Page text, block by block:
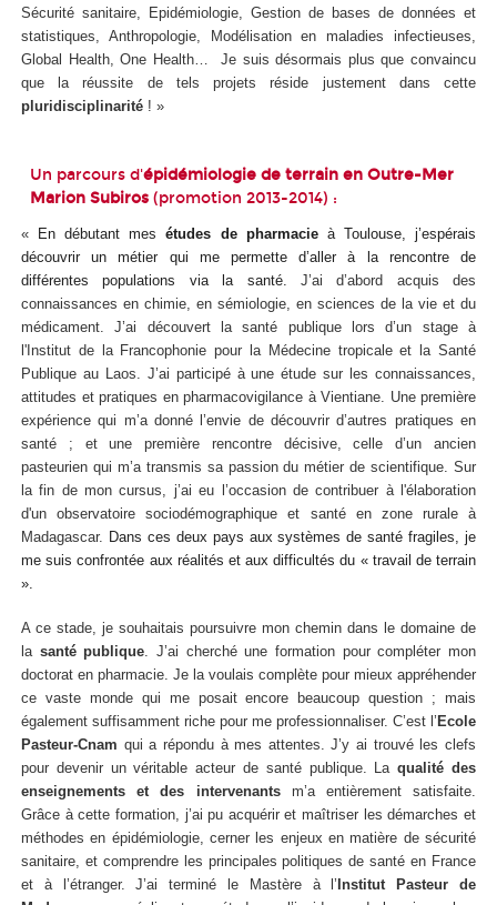
Sécurité sanitaire, Epidémiologie, Gestion de bases de données et
statistiques, Anthropologie, Modélisation en maladies infectieuses,
Global Health, One Health… Je suis désormais plus que convaincu
que la réussite de tels projets réside justement dans cette
pluridisciplinarité ! »
Un parcours d'épidémiologie de terrain en Outre-Mer
Marion Subiros (promotion 2013-2014) :
« En débutant mesétudes de pharmacieà Toulouse, j’espérais
découvrir un métier qui me permette d’aller à la rencontre de
différentes populations viala santé. J’ai d’abord acquis des
connaissances en chimie, en sémiologie, en sciences de la vie et du
médicament. J’ai découvert la santé publique lors d’un stage à
l'Institut de la Francophonie pour la Médecine tropicale et la Santé
Publique au Laos. J’ai participé à une étude sur les connaissances,
attitudes et pratiques en pharmacovigilance à Vientiane. Une première
expérience qui m’a donné l’envie de découvrir d’autres pratiques en
santé ; et une première rencontre décisive, celle d’un ancien
pasteurien qui m’a transmis sa passion du métier de scientifique. Sur
la fin de mon cursus, j’ai eu l’occasion de contribuer à l'élaboration
d'un observatoire sociodémographique et santé en zone rurale à
Madagascar.
Dans ces deux pays aux systèmes de santé fragiles, je
me suis confrontée aux réalités et aux difficultés du « travail de terrain
».
A ce stade, je souhaitais poursuivre mon chemin dans le domaine de
la santé publique. J’ai cherché une formation pour compléter mon
doctorat en pharmacie. Je la voulais complète pour mieux appréhender
ce vaste monde qui me posait encore beaucoup question ; mais
également suffisamment riche pour me professionnaliser. C’est l’ Ecole
Pasteur-Cnam qui a répondu à mes attentes. J’y ai trouvé les clefs
pour devenir un véritable acteur de santé publique. Laqualité des
enseignements et des intervenantsm’a entièrement satisfaite.
Grâce à cette formation, j’ai pu acquérir et maîtriser les démarches et
méthodes en épidémiologie, cerner les enjeux en matière de sécurité
sanitaire, et comprendre les principales politiques de santé en France
et à l’étranger. J’ai terminé le Mastère à l’ Institut Pasteur de